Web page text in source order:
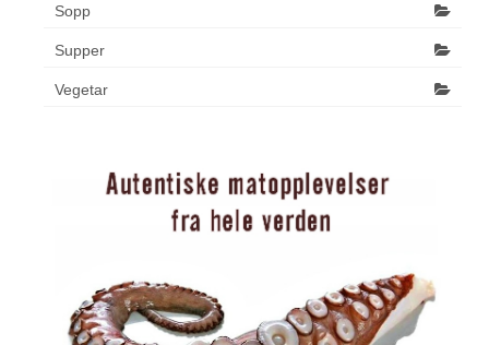
Sopp
Supper
Vegetar